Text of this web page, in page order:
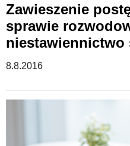
Zawieszenie
sprawie
niestawiennictwo
8.8.2016